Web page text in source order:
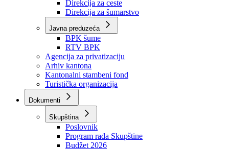
Direkcije
Direkcija za robne rezerve
Direkcija za ceste
Direkcija za šumarstvo
Javna preduzeća
BPK šume
RTV BPK
Agencija za privatizaciju
Arhiv kantona
Kantonalni stambeni fond
Turistička organizacija
Dokumenti
Skupština